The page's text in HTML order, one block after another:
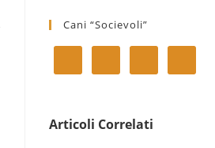
Cani “Socievoli”
Articoli Correlati